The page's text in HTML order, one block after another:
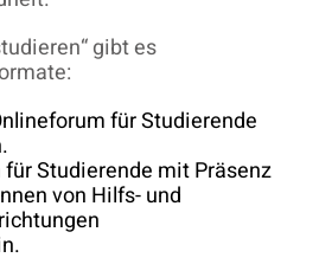
gibt es
für Studierende
Studierende mit Präsenz
von Hilfs- und